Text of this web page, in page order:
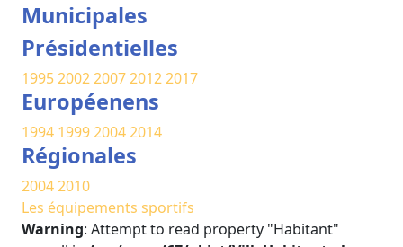
Municipales
Présidentielles
19952002200720122017
Européenens
1994 199920042014
Régionales
20042010
Les équipements sportifs
Warning: Attempt to read property "Habitant"